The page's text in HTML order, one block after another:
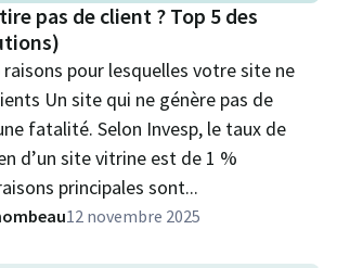
pas de client ? Top 5 des
raisons pour lesquelles votre site ne
Un site qui ne génère pas de
fatalité. Selon Invesp, le taux de
d’un site vitrine est de 1 %
principales sont...
12 novembre 2025